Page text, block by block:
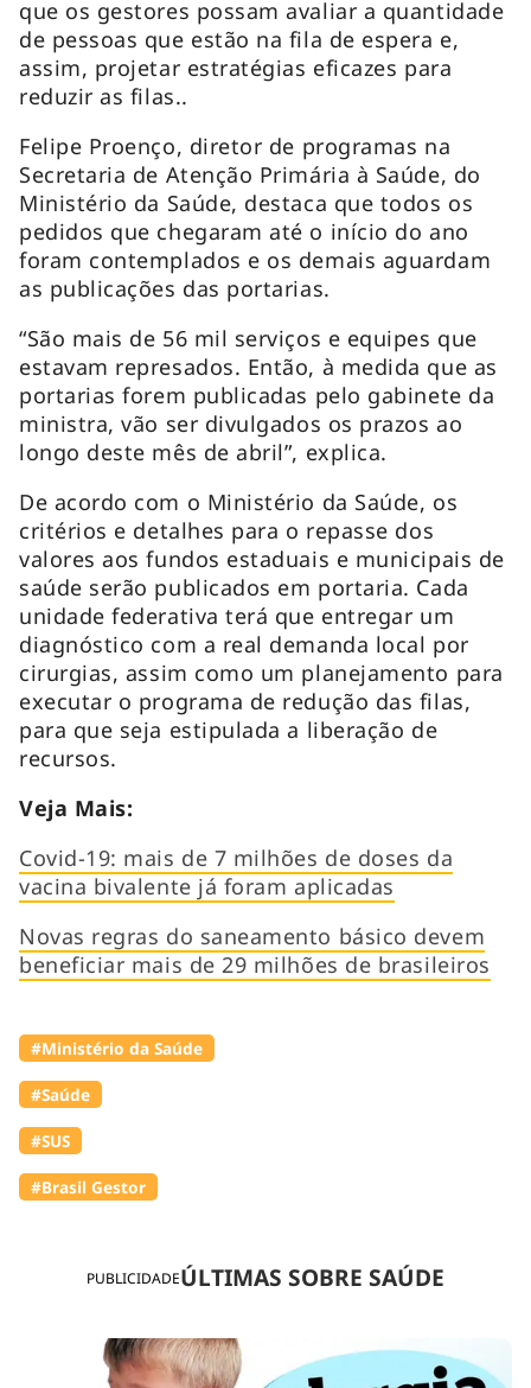
PUBLICIDADEÚLTIMAS SOBRE SAÚDE
que os gestores possam avaliar a quantidade
de pessoas que estão na fila de espera e,
assim, projetar estratégias eficazes para
reduzir as filas..
Felipe Proenço, diretor de programas na
Secretaria de Atenção Primária à Saúde, do
Ministério da Saúde, destaca que todos os
pedidos que chegaram até o início do ano
foram contemplados e os demais aguardam
as publicações das portarias.
“São mais de 56 mil serviços e equipes que
estavam represados. Então, à medida que as
portarias forem publicadas pelo gabinete da
ministra, vão ser divulgados os prazos ao
longo deste mês de abril”, explica.
De acordo com o Ministério da Saúde, os
critérios e detalhes para o repasse dos
valores aos fundos estaduais e municipais de
saúde serão publicados em portaria. Cada
unidade federativa terá que entregar um
diagnóstico com a real demanda local por
cirurgias, assim como um planejamento para
executar o programa de redução das filas,
para que seja estipulada a liberação de
recursos.
Veja Mais:
Covid-19: mais de 7 milhões de doses da
vacina bivalente já foram aplicadas
Novas regras do saneamento básico devem
beneficiar mais de 29 milhões de brasileiros
#Ministério da Saúde
#Saúde
#SUS
#Brasil Gestor